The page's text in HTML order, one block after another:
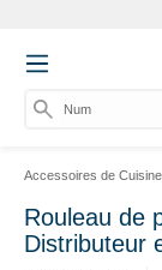
Numér
Accessoires de Cuisine
Rouleau de
Distributeur